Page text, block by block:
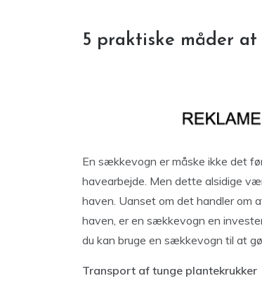
5 praktiske måder
En sækkevogn er måske ikke det
havearbejde. Men dette alsidige
haven. Uanset om det handler om
haven, er en sækkevogn en
du kan bruge en sækkevogn til at
Transport af tunge plantekrukker